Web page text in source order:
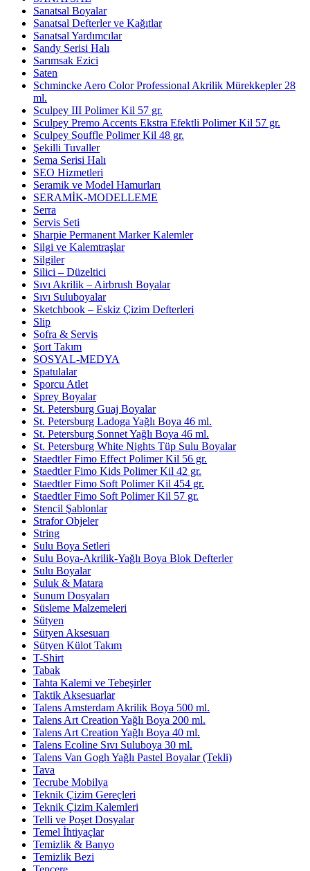
Sanatsal Boyalar
Sanatsal Defterler ve Kağıtlar
Sanatsal Yardımcılar
Sandy Serisi Halı
Sarımsak Ezici
Saten
Schmincke Aero Color Professional Akrilik Mürekkepler 28
ml.
Sculpey III Polimer Kil 57 gr.
Sculpey Premo Accents Ekstra Efektli Polimer Kil 57 gr.
Sculpey Souffle Polimer Kil 48 gr.
Şekilli Tuvaller
Sema Serisi Halı
SEO Hizmetleri
Seramik ve Model Hamurları
SERAMİK-MODELLEME
Serra
Servis Seti
Sharpie Permanent Marker Kalemler
Silgi ve Kalemtraşlar
Silgiler
Silici – Düzeltici
Sıvı Akrilik – Airbrush Boyalar
Sıvı Suluboyalar
Sketchbook – Eskiz Çizim Defterleri
Slip
Sofra & Servis
Şort Takım
SOSYAL-MEDYA
Spatulalar
Sporcu Atlet
Sprey Boyalar
St. Petersburg Guaj Boyalar
St. Petersburg Ladoga Yağlı Boya 46 ml.
St. Petersburg Sonnet Yağlı Boya 46 ml.
St. Petersburg White Nights Tüp Sulu Boyalar
Staedtler Fimo Effect Polimer Kil 56 gr.
Staedtler Fimo Kids Polimer Kil 42 gr.
Staedtler Fimo Soft Polimer Kil 454 gr.
Staedtler Fimo Soft Polimer Kil 57 gr.
Stencil Şablonlar
Strafor Objeler
String
Sulu Boya Setleri
Sulu Boya-Akrilik-Yağlı Boya Blok Defterler
Sulu Boyalar
Suluk & Matara
Sunum Dosyaları
Süsleme Malzemeleri
Sütyen
Sütyen Aksesuarı
Sütyen Külot Takım
T-Shirt
Tabak
Tahta Kalemi ve Tebeşirler
Taktik Aksesuarlar
Talens Amsterdam Akrilik Boya 500 ml.
Talens Art Creation Yağlı Boya 200 ml.
Talens Art Creation Yağlı Boya 40 ml.
Talens Ecoline Sıvı Suluboya 30 ml.
Talens Van Gogh Yağlı Pastel Boyalar (Tekli)
Tava
Tecrube Mobilya
Teknik Çizim Gereçleri
Teknik Çizim Kalemleri
Telli ve Poşet Dosyalar
Temel İhtiyaçlar
Temizlik & Banyo
Temizlik Bezi